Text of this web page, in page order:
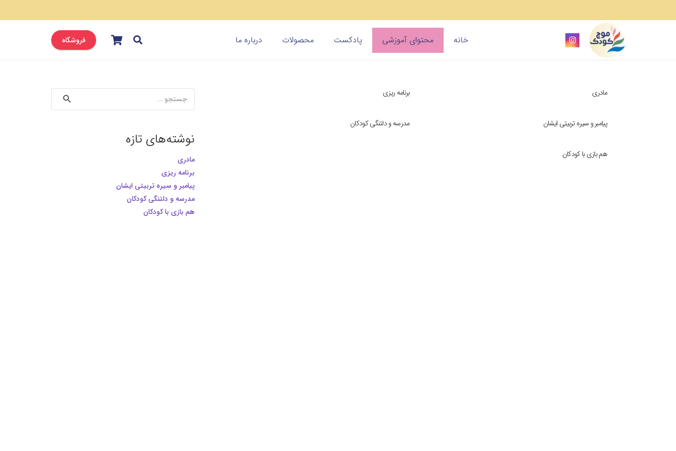
خانه محتوای آموزشی پادکست محصولات درباره ما فروشگاه
مادری برنامه ریزی
پیامبر و سیره تربیتی ایشان مدرسه و دلتنگی کودکان
هم بازی با کودکان
برای:
نوشته‌های تازه
مادری
برنامه ریزی
پیامبر و سیره تربیتی ایشان
مدرسه و دلتنگی کودکان
هم بازی با کودکان